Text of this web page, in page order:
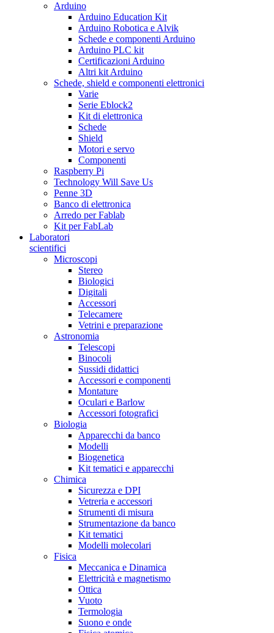
Arduino
Arduino Education Kit
Arduino Robotica e Alvik
Schede e componenti Arduino
Arduino PLC kit
Certificazioni Arduino
Altri kit Arduino
Schede, shield e componenti elettronici
Varie
Serie Eblock2
Kit di elettronica
Schede
Shield
Motori e servo
Componenti
Raspberry Pi
Technology Will Save Us
Penne 3D
Banco di elettronica
Arredo per Fablab
Kit per FabLab
Laboratori
scientifici
Microscopi
Stereo
Biologici
Digitali
Accessori
Telecamere
Vetrini e preparazione
Astronomia
Telescopi
Binocoli
Sussidi didattici
Accessori e componenti
Montature
Oculari e Barlow
Accessori fotografici
Biologia
Apparecchi da banco
Modelli
Biogenetica
Kit tematici e apparecchi
Chimica
Sicurezza e DPI
Vetreria e accessori
Strumenti di misura
Strumentazione da banco
Kit tematici
Modelli molecolari
Fisica
Meccanica e Dinamica
Elettricità e magnetismo
Ottica
Vuoto
Termologia
Suono e onde